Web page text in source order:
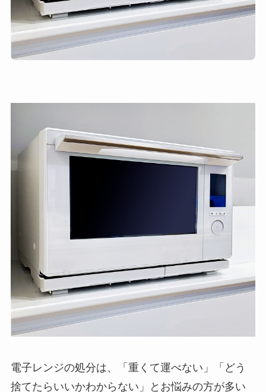
電子レンジの処分は、「重くて運べない」「どう
捨てたらいいかわからない」とお悩みの方が多い